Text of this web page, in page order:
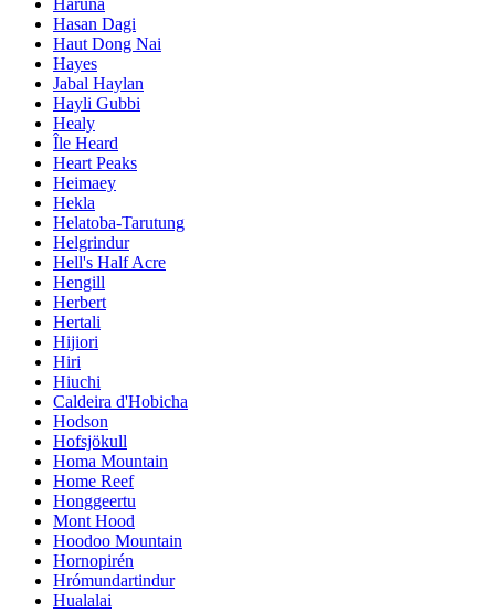
Hasan Dagi
Haut Dong Nai
Hayes
Jabal Haylan
Hayli Gubbi
Healy
Île Heard
Heart Peaks
Heimaey
Hekla
Helatoba-Tarutung
Helgrindur
Hell's Half Acre
Hengill
Herbert
Hertali
Hijiori
Hiri
Hiuchi
Caldeira d'Hobicha
Hodson
Hofsjökull
Homa Mountain
Home Reef
Honggeertu
Mont Hood
Hoodoo Mountain
Hornopirén
Hrómundartindur
Hualalai